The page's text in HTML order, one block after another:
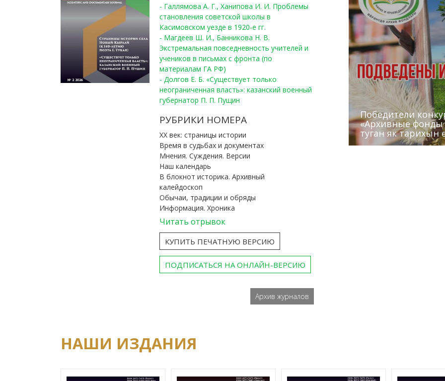
- Галлямова А. Г., Ханипова И. И. Проблемы
становления советской школы в
Касимовском уезде в 1920-е гг.
- Магдеев Ш. И., Банникова Н. В.
Экстремальная повседневность учителей и
учеников в письмах с фронта (по
материалам ГА РФ)
- Долгов Е. Б. «Существует только
неограниченная власть»: казанский военный
губернатор П. П. Пущин
РУБРИКИ НОМЕРА
ХХ век: страницы истории
Время в судьбах и документах
Мнения. Суждения. Версии
Наш календарь
В блокнот историка. Архивный
калейдоскоп
Обычаи, традиции и обряды
Информация. Хроника
Читать отрывок
КУПИТЬ ПЕЧАТНУЮ ВЕРСИЮ
ПОДПИСАТЬСЯ НА ОНЛАЙН-ВЕРСИЮ
Архив журналов
Победители
«Архивные фонды
туган як тарихын
Архивисты
Госархива
Сотрудники
Эхо веков»
(КХТИ)
«Мир архивов
НАШИ ИЗДАНИЯ